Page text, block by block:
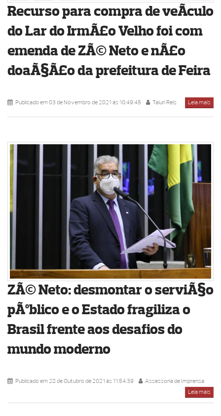
Recurso para compra de veÃ­culo
do Lar do IrmÃ£o Velho foi com
emenda de ZÃ© Neto e nÃ£o
doaÃ§Ã£o da prefeitura de Feira
Publicado em 03 de Novembro de 2021 ás 10:49:45 Taiuri Reis Leia mais
ZÃ© Neto: desmontar o serviÃ§o
pÃºblico e o Estado fragiliza o
Brasil frente aos desafios do
mundo moderno
Publicado em 28 de Outubro de 2021 ás 11:54:39
Assessoria de Imprensa
Leia mais